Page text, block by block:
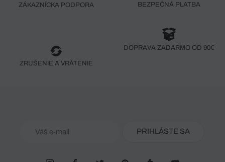
ZÁKAZNÍCKA PODPORA BEZPEČNÁ PLATBA
ZRUŠENIE A VRÁTENIE
DOPRAVA ZADARMO OD 90€
PRIHLÁSTE SA